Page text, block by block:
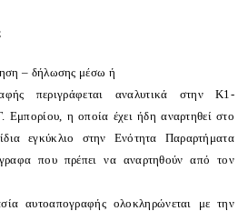
– δήλωσης μέσω ή
περιγράφεται αναλυτικά στην Κ1-
Εμπορίου, η οποία έχει ήδη αναρτηθεί στο
εγκύκλιο στην Ενότητα Παραρτήματα
που πρέπει να αναρτηθούν από τον
αυτοαπογραφής ολοκληρώνεται με την